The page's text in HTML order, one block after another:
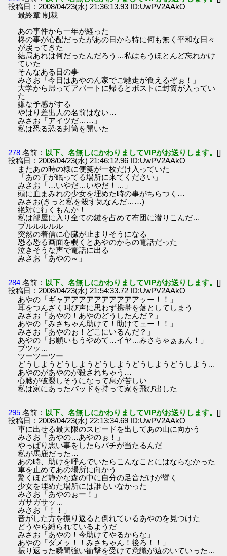
投稿日：2008/04/23(水) 21:36:13.93 ID:UwPV2AAkO
最終章 制裁
あの事件から一年が経った
柊の事が心配だったがあの日から特に何も無く平和な日々
が戻ってきた
結局あれは何だったんだろう…私はもうほとんど忘れかけ
ていた
そんなある日の事
みさお「今日はあやのん家でご馳走が食えるぞぉ！」
大学から帰ってアパートに帰るとポストに封筒が入ってい
た
嫌な予感がする
やはり差出人の名前はない…
みさお「アイツだ……」
私は恐る恐る封筒を開いた
278 名前： 以下、名無しにかわりましてVIPがお送りします。 []
投稿日：2008/04/23(水) 21:46:12.96 ID:UwPV2AAkO
またあの時の様に便箋が一枚だけ入っていた
「あの子が眠ってる場所に来てください」
みさお「…いやだ…いやだ！…」
頭に血まみれの少女を埋めた時の事がちらつく…
みさお(きっと私を殺す気なんだ……)
絶対に行くもんか！
私は部屋に入り全ての鍵を占めて布団に潜りこんだ…
プルルルルル
突然の着信に心臓が止まりそうになる
恐る恐る画面を覗くとあやのからの電話だった
泣きそうな声で電話に出る
みさお「あやの～」
284 名前： 以下、名無しにかわりましてVIPがお送りします。 []
投稿日：2008/04/23(水) 21:54:33.72 ID:UwPV2AAkO
あやの「ギャアアアアアアアアアアッー！！」
耳をつんざく叫び声に思わず携帯を落としてしまう
みさお「あやの！あやのどうしたんだ？」
あやの「みさちゃん助けて！助けてェー！！」
みさお「あやのぉ！どこにいるんだ？」
あやの「お願いもうやめて…イヤ…みさちゃぁぁん！」
ブツッ…
ツーツーツー
どうしようどうしようどうしようどうしようどうしよう…
あやのがあやのが殺されちゃう…
心臓が破裂しそうになって息が苦しい
私は家にあったバッドを持って家を飛び出した
295 名前： 以下、名無しにかわりましてVIPがお送りします。 []
投稿日：2008/04/23(水) 22:13:34.69 ID:UwPV2AAkO
車に出せる最大限のスピードを出してあの山に向かう
みさお「あやの…あやのぉ！」
やっぱり悪い事をしたらバチが当たるんだ
私が馬鹿だった…
あの時、助けを呼んでいたらこんなことにはならなかった
車を止めてあの場所に向かう
驚くほど静かな森の中に自分の足音だけが響く
少女を埋めた場所には誰もいなかった
みさお「あやのぉー！」
ガサガサッ…
みさお「！！」
音がした方を振り返ると倒れているあやのを見つけた
どうやら縛られているようだ
みさお「あやの！今助けてやるからな」
あやの「ダメッ！！みさちゃん！後ろ！！」
振り返った瞬間強い衝撃を受けて意識が遠のいていった…